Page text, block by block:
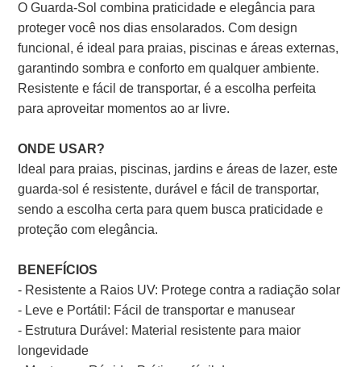
O Guarda-Sol combina praticidade e elegância para
proteger você nos dias ensolarados. Com design
funcional, é ideal para praias, piscinas e áreas externas,
garantindo sombra e conforto em qualquer ambiente.
Resistente e fácil de transportar, é a escolha perfeita
para aproveitar momentos ao ar livre.
ONDE USAR?
Ideal para praias, piscinas, jardins e áreas de lazer, este
guarda-sol é resistente, durável e fácil de transportar,
sendo a escolha certa para quem busca praticidade e
proteção com elegância.
BENEFÍCIOS
- Resistente a Raios UV: Protege contra a radiação solar
- Leve e Portátil: Fácil de transportar e manusear
- Estrutura Durável: Material resistente para maior
longevidade